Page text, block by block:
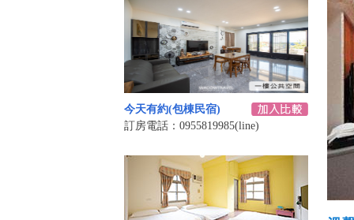
今天有約(包棟民宿)
訂房電話：0955819985(line)